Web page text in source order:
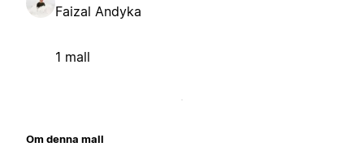
Faizal Andyka
1 mall
Om denna mall